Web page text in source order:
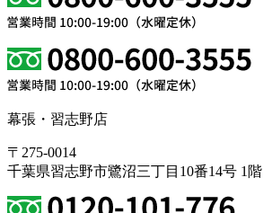
幕張・習志野店
〒275-0014
千葉県習志野市鷺沼三丁目10番14号 1階